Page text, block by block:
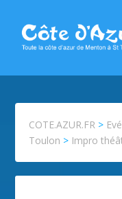
COTE.AZUR.FR >
Toulon > Impro